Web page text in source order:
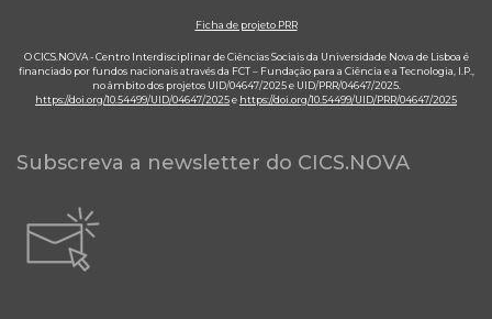
Ficha de projeto PRR
O CICS.NOVA - Centro Interdisciplinar de Ciências Sociais da Universidade Nova de Lisboa é
financiado por fundos nacionais através da FCT – Fundação para a Ciência e a Tecnologia, I.P.,
no âmbito dos projetos UID/04647/2025 e UID/PRR/04647/2025.
https://doi.org/10.54499/UID/04647/2025e https://doi.org/10.54499/UID/PRR/04647/2025
Subscreva a newsletter do CICS.NOVA